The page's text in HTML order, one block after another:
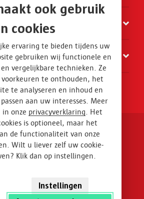
Disclaimer en privacy
voorwaarden
Design
ook gebruik
cookies
ervaring te bieden tijdens uw
gebruiken wij functionele en
vergelijkbare technieken. Ze
voorkeuren te onthouden, het
te analyseren en inhoud en
aan uw interesses. Meer
onze privacyverklaring . Het
is optioneel, maar het
de functionaliteit van onze
Wilt u liever zelf uw cookie-
Klik dan op instellingen.
Instellingen